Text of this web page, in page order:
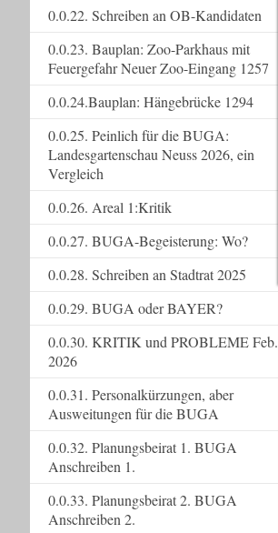
0.0.22. Schreiben an OB-Kandidaten
0.0.23. Bauplan: Zoo-Parkhaus mit
Feuergefahr Neuer Zoo-Eingang 1257
0.0.24.Bauplan: Hängebrücke 1294
0.0.25. Peinlich für die BUGA:
Landesgartenschau Neuss 2026, ein
Vergleich
0.0.26. Areal 1:Kritik
0.0.27. BUGA-Begeisterung: Wo?
0.0.28. Schreiben an Stadtrat 2025
0.0.29. BUGA oder BAYER?
0.0.30. KRITIK und PROBLEME Feb.
2026
0.0.31. Personalkürzungen, aber
Ausweitungen für die BUGA
0.0.32. Planungsbeirat 1. BUGA
Anschreiben 1.
0.0.33. Planungsbeirat 2. BUGA
Anschreiben 2.